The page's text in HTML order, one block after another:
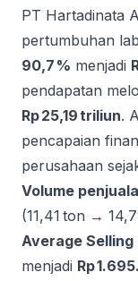
PT Hartadinata
pertumbuhan
90,7 % menjadi
pendapatan
Rp 25,19 triliun.
pencapaian
perusahaan
Volume
(11,41 ton →
Average Selling
menjadi Rp